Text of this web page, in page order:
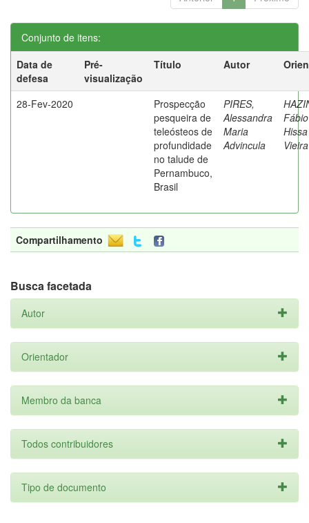
Conjunto de itens:
Data de
defesa
Pré-
visualização
Título Autor
28-Fev-2020
Prospecção
pesqueira de
teleósteos de
profundidade
no talude de
Pernambuco,
Brasil
PIRES,
Alessandra
Maria
Advincula
Fábio
Hissa
Vieira
Compartilhamento
Busca facetada
Autor
Orientador
Membro da banca
Todos contribuidores
Tipo de documento